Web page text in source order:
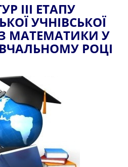
ІІІ ЕТАПУ
УЧНІВСЬКОЇ
МАТЕМАТИКИ У
РОЦІ